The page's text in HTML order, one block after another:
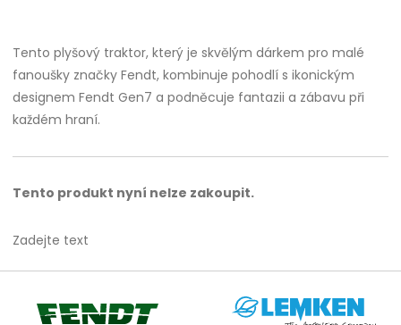
Tento plyšový traktor, který je skvělým dárkem pro malé
fanoušky značky Fendt, kombinuje pohodlí s ikonickým
designem Fendt Gen7 a podněcuje fantazii a zábavu při
každém hraní.
Tento produkt nyní nelze zakoupit.
Zadejte text
Fendt Lemken